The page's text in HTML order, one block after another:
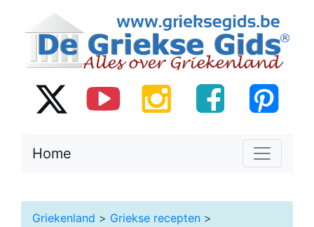
Home
Griekenland > Griekse recepten >